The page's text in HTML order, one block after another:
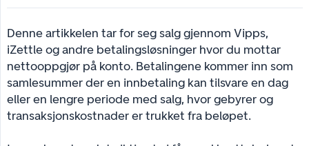
Denne artikkelen tar for seg salg gjennom Vipps,
iZettle og andre betalingsløsninger hvor du mottar
nettooppgjør på konto. Betalingene kommer inn som
samlesummer der en innbetaling kan tilsvare en dag
eller en lengre periode med salg, hvor gebyrer og
transaksjonskostnader er trukket fra beløpet.